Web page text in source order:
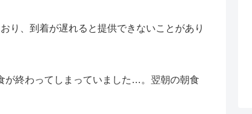
り、到着が遅れると提供できないことがあり
が終わってしまっていました…。翌朝の朝食